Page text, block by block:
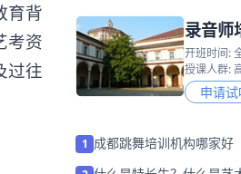
育背
考资
过往
录音师
开班时间:
授课人群:
申请
1 成都跳舞培训机构哪家好